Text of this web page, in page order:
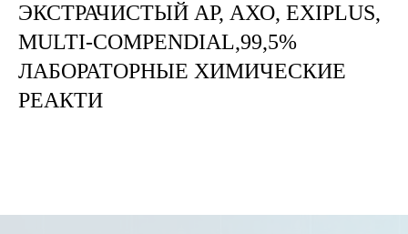
ЭКСТРАЧИСТЫЙ АР, АХО, EXIPLUS,
MULTI-COMPENDIAL,99,5%
ЛАБОРАТОРНЫЕ ХИМИЧЕСКИЕ
РЕАКТИ